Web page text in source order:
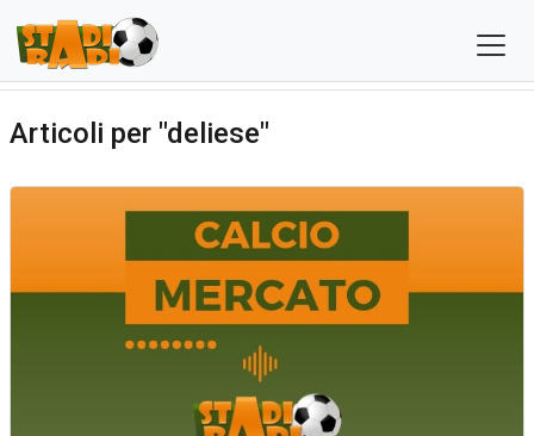
Articoli per "deliese"